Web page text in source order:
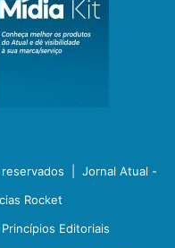
| Jornal Atual -
Rocket
Princípios Editoriais